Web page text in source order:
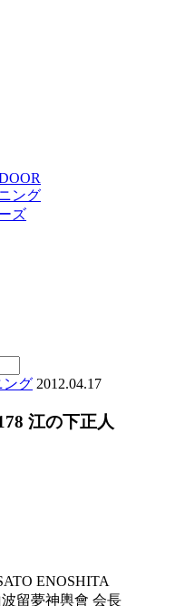
ング
ズ
ング 2012.04.17
江の下正人
ENOSHITA
留夢神輿會 会長